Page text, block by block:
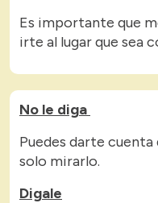
Es importante que
irte al lugar que sea
No le diga
Puedes darte cuenta
solo mirarlo.
Digale